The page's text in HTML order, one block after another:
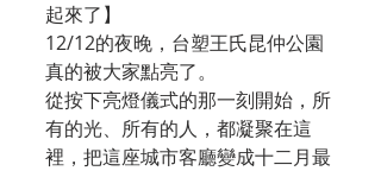
起來了】
12/12的夜晚，台塑王氏昆仲公園
真的被大家點亮了。
從按下亮燈儀式的那一刻開始，所
有的光、所有的人，都凝聚在這
裡，把這座城市客廳變成十二月最